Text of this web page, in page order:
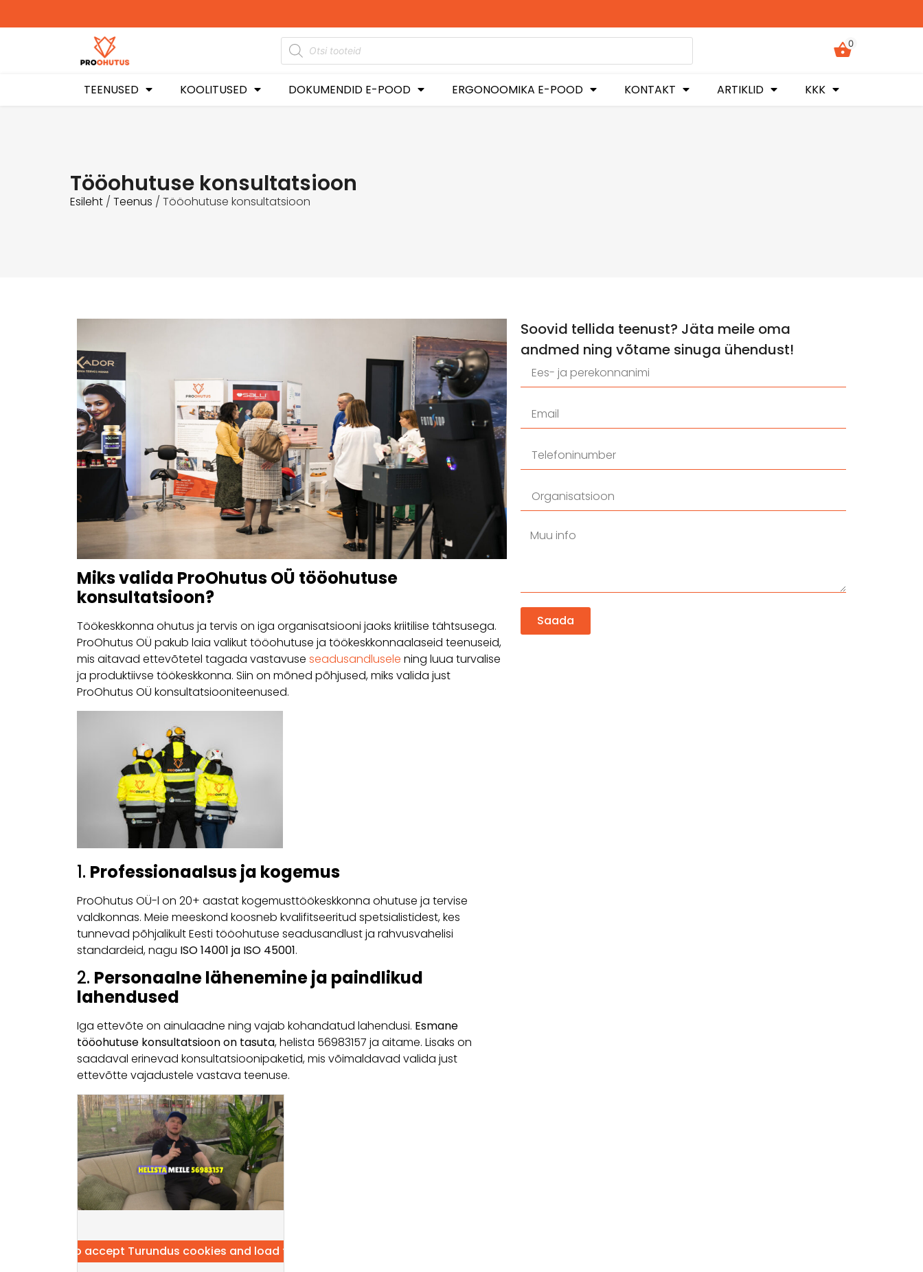
Ohutusjuhendid hetkel -50%
soodustusega!
0
TEENUSED KOOLITUSED DOKUMENDID E-POOD ERGONOOMIKA E-POOD KONTAKT ARTIKLID KKK
Tööohutuse konsultatsioon
Esileht / Teenus / Tööohutuse konsultatsioon
Miks valida ProOhutus OÜ tööohutuse
konsultatsioon?
Töökeskkonna ohutus ja tervis on iga organisatsiooni jaoks kriitilise tähtsusega.
ProOhutus OÜ pakub laia valikut tööohutuse ja töökeskkonnaalaseid teenuseid,
mis aitavad ettevõtetel tagada vastavuse seadusandlusele ning luua turvalise
ja produktiivse töökeskkonna. Siin on mõned põhjused, miks valida just
ProOhutus OÜ konsultatsiooniteenused.
1. Professionaalsus ja kogemus
ProOhutus OÜ-l on 20+ aastat kogemusttöökeskkonna ohutuse ja tervise
valdkonnas. Meie meeskond koosneb kvalifitseeritud spetsialistidest, kes
tunnevad põhjalikult Eesti tööohutuse seadusandlust ja rahvusvahelisi
standardeid, nagu ISO 14001 ja ISO 45001.
2. Personaalne lähenemine ja paindlikud
lahendused
Iga ettevõte on ainulaadne ning vajab kohandatud lahendusi. Esmane
tööohutuse konsultatsioon on tasuta, helista 56983157 ja aitame. Lisaks on
saadaval erinevad konsultatsioonipaketid, mis võimaldavad valida just
ettevõtte vajadustele vastava teenuse.
Click here to accept Turundus cookies and load this content
Soovid tellida teenust? Jäta meile oma
andmed ning võtame sinuga ühendust!
Saada